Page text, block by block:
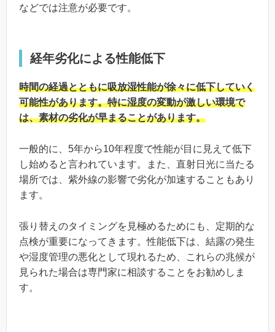
などでは注意が必要です。
経年劣化による性能低下
時間の経過とともに吸放湿性能が徐々に低下していく
可能性があります。特に湿度の変動が激しい環境で
は、素材の劣化が早まることがあります。
一般的に、5年から10年程度で性能が目に見えて低下
し始めると言われています。また、直射日光に当たる
場所では、紫外線の影響で劣化が加速することもあり
ます。
張り替えのタイミングを見極めるためにも、定期的な
点検が重要になってきます。性能低下は、結露の発生
や湿度管理の悪化として現れるため、これらの兆候が
見られた場合は専門家に相談することをお勧めしま
す。